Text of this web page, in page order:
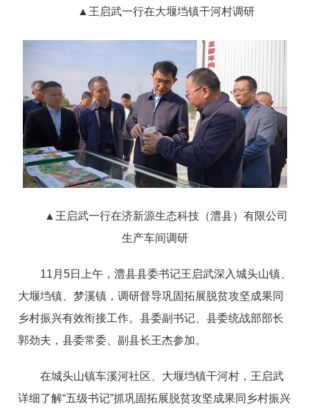
▲ 王启武一行在大堰垱镇干河村调研
▲ 王启武一行在济新源生态科技（澧县）有限公司
生产车间调研
11月5日上午，澧县县委书记王启武深入城头山镇、
大堰垱镇、梦溪镇，调研督导巩固拓展脱贫攻坚成果同
乡村振兴有效衔接工作。县委副书记、县委统战部部长
郭劲夫，县委常委、副县长王杰参加。
在城头山镇车溪河社区、大堰垱镇干河村，王启武
详细了解“五级书记”抓巩固拓展脱贫攻坚成果同乡村振兴